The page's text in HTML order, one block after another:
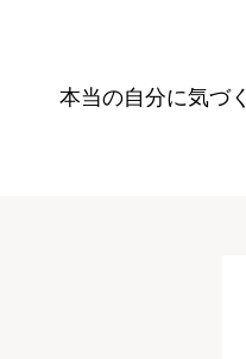
本当の自分に気づく